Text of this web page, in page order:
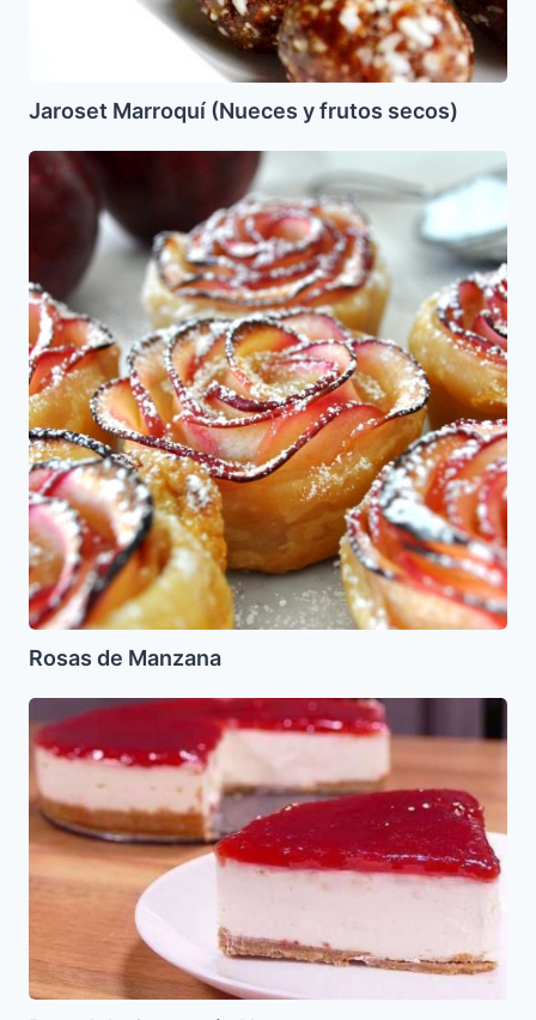
Jaroset Marroquí (Nueces y frutos secos)
Rosas
de
Manzana
Rosas de Manzana
Pastel
de
Queso
sin
Horno